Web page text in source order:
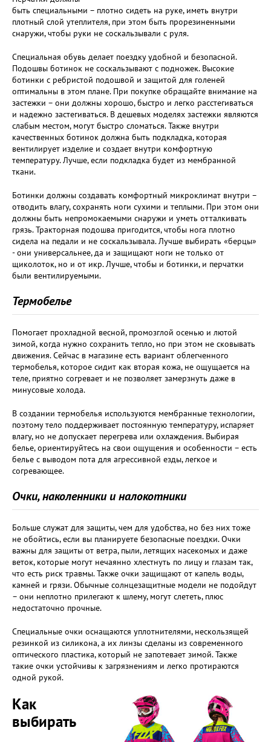
быть специальными – плотно сидеть на руке, иметь внутри
плотный слой утеплителя, при этом быть прорезиненными
снаружи, чтобы руки не соскальзывали с руля.
Специальная обувь делает поездку удобной и безопасной.
Подошвы ботинок не соскальзывают с подножек. Высокие
ботинки с ребристой подошвой и защитой для голеней
оптимальны в этом плане. При покупке обращайте внимание на
застежки – они должны хорошо, быстро и легко расстегиваться
и надежно застегиваться. В дешевых моделях застежки являются
слабым местом, могут быстро сломаться. Также внутри
качественных ботинок должна быть подкладка, которая
вентилирует изделие и создает внутри комфортную
температуру. Лучше, если подкладка будет из мембранной
ткани.
Ботинки должны создавать комфортный микроклимат внутри –
отводить влагу, сохранять ноги сухими и теплыми. При этом они
должны быть непромокаемыми снаружи и уметь отталкивать
грязь. Тракторная подошва пригодится, чтобы нога плотно
сидела на педали и не соскальзывала. Лучше выбирать «берцы»
- они универсальнее, да и защищают ноги не только от
щиколоток, но и от икр. Лучше, чтобы и ботинки, и перчатки
были вентилируемыми.
Термобелье
Помогает прохладной весной, промозглой осенью и лютой
зимой, когда нужно сохранить тепло, но при этом не сковывать
движения. Сейчас в магазине есть вариант облегченного
термобелья, которое сидит как вторая кожа, не ощущается на
теле, приятно согревает и не позволяет замерзнуть даже в
минусовые холода.
В создании термобелья используются мембранные технологии,
поэтому тело поддерживает постоянную температуру, испаряет
влагу, но не допускает перегрева или охлаждения. Выбирая
белье, ориентируйтесь на свои ощущения и особенности – есть
белье с выводом пота для агрессивной езды, легкое и
согревающее.
Очки, наколенники и налокотники
Больше служат для защиты, чем для удобства, но без них тоже
не обойтись, если вы планируете безопасные поездки. Очки
важны для защиты от ветра, пыли, летящих насекомых и даже
веток, которые могут нечаянно хлестнуть по лицу и глазам так,
что есть риск травмы. Также очки защищают от капель воды,
камней и грязи. Обычные солнцезащитные модели не подойдут
– они неплотно прилегают к шлему, могут слететь, плюс
недостаточно прочные.
Специальные очки оснащаются уплотнителями, нескользящей
резинкой из силикона, а их линзы сделаны из современного
оптического пластика, который не запотевает зимой. Также
такие очки устойчивы к загрязнениям и легко протираются
одной рукой.
Как
выбирать